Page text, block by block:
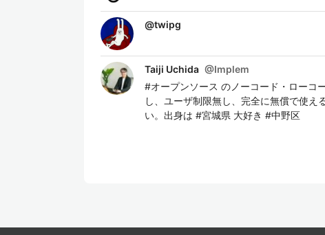
@twipg
Taiji Uchida @Implem
#オープンソース のノーコード・ローコ
し、ユーザ制限無し、完全に無償で使
い。出身は #宮城県 大好き #中野区